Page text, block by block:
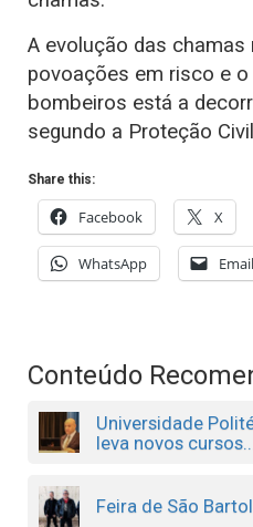
A evolução das
povoações em risco e
bombeiros está a
segundo a Proteção
Share this:
Facebook X
WhatsApp Email
Conteúdo
Universidade
leva novos cursos...
Feira de São